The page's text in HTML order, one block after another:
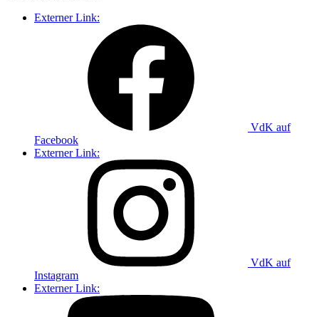
Externer Link:
VdK auf
Facebook
Externer Link:
VdK auf
Instagram
Externer Link: